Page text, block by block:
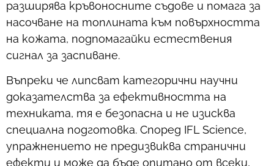
разширява кръвоносните съдове и помага за
насочване на топлината към повърхността
на кожата, подпомагайки естествения
сигнал за заспиване.
Въпреки че липсват категорични научни
доказателства за ефективността на
техниката, тя е безопасна и не изисква
специална подготовка. Според IFL Science,
упражнението не предизвиква странични
ефекти и може да бъде опитано от всеки,